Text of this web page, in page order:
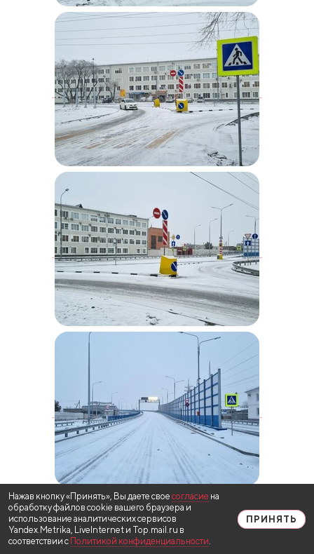
Нажав кнопку «Принять», Вы даете свое согласие на
обработку файлов cookie вашего браузера и
использование аналитических сервисов
Yandex.Metrika, LiveInternet и Top.mail.ru в
соответствии с Политикой конфиденциальности.
ПРИНЯТЬ